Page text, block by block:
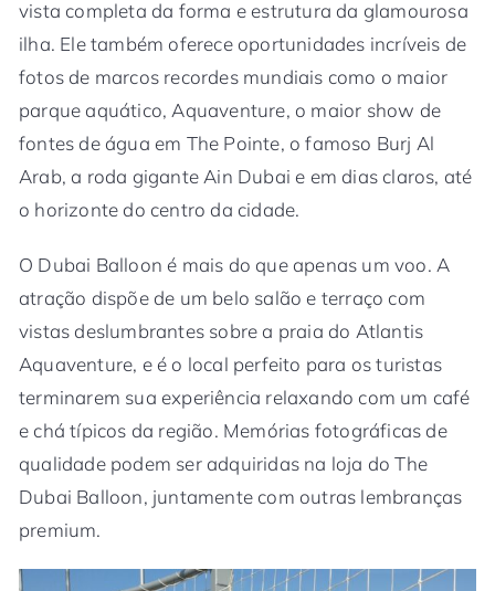
vista completa da forma e estrutura da glamourosa
ilha. Ele também oferece oportunidades incríveis de
fotos de marcos recordes mundiais como o maior
parque aquático, Aquaventure, o maior show de
fontes de água em The Pointe, o famoso Burj Al
Arab, a roda gigante Ain Dubai e em dias claros, até
o horizonte do centro da cidade.
O Dubai Balloon é mais do que apenas um voo. A
atração dispõe de um belo salão e terraço com
vistas deslumbrantes sobre a praia do Atlantis
Aquaventure, e é o local perfeito para os turistas
terminarem sua experiência relaxando com um café
e chá típicos da região. Memórias fotográficas de
qualidade podem ser adquiridas na loja do The
Dubai Balloon, juntamente com outras lembranças
premium.